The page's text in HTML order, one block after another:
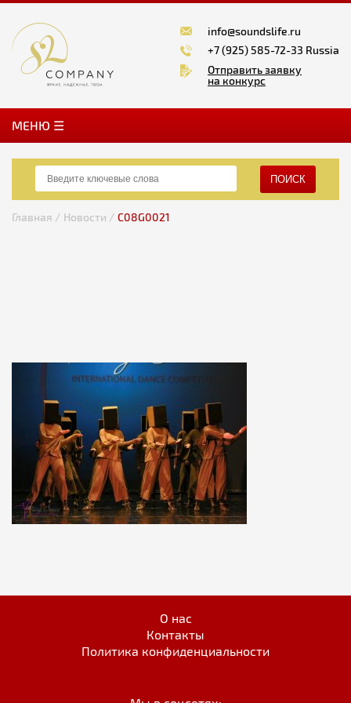
info@soundslife.ru
+7 (925) 585-72-33 Russia
Отправить заявку
на конкурс
MЕНЮ ☰
ПОИСК
Главная / Новости / C08G0021
О нас
Контакты
Политика конфиденциальности